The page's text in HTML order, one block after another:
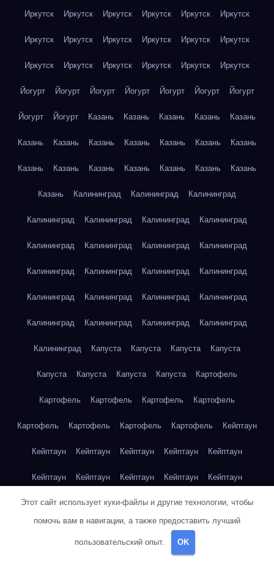
Иркутск Иркутск Иркутск Иркутск Иркутск Иркутск
Иркутск Иркутск Иркутск Иркутск Иркутск Иркутск
Иркутск Иркутск Иркутск Иркутск Иркутск Иркутск
Йогурт Йогурт Йогурт Йогурт Йогурт Йогурт Йогурт
Йогурт Йогурт Казань Казань Казань Казань Казань
Казань Казань Казань Казань Казань Казань Казань
Казань Казань Казань Казань Казань Казань Казань
Казань Калининград Калининград Калининград
Калининград Калининград Калининград Калининград
Калининград Калининград Калининград Калининград
Калининград Калининград Калининград Калининград
Калининград Калининград Калининград Калининград
Калининград Калининград Калининград Калининград
Калининград Капуста Капуста Капуста Капуста
Капуста Капуста Капуста Капуста Картофель
Картофель Картофель Картофель Картофель
Картофель Картофель Картофель Картофель Кейптаун
Кейптаун Кейптаун Кейптаун Кейптаун Кейптаун
Кейптаун Кейптаун Кейптаун Кейптаун Кейптаун
Кейптаун Кейптаун Кейптаун Кейптаун Кейптаун
Кейптаун
Клубника
Этот сайт использует куки-файлы и другие технологии, чтобы
помочь вам в навигации, а также предоставить лучший
пользовательский опыт. OK